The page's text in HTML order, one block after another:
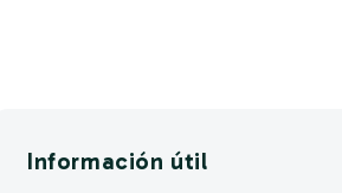
Información útil